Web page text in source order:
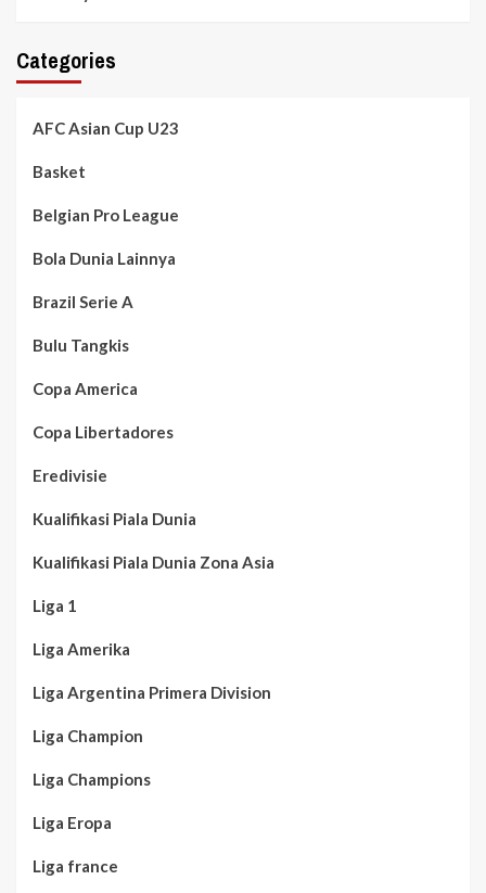
Categories
AFC Asian Cup U23
Basket
Belgian Pro League
Bola Dunia Lainnya
Brazil Serie A
Bulu Tangkis
Copa America
Copa Libertadores
Eredivisie
Kualifikasi Piala Dunia
Kualifikasi Piala Dunia Zona Asia
Liga 1
Liga Amerika
Liga Argentina Primera Division
Liga Champion
Liga Champions
Liga Eropa
Liga france